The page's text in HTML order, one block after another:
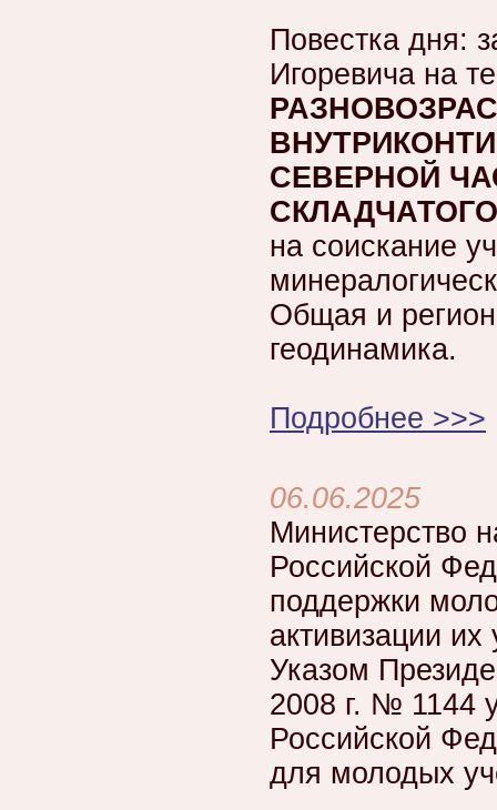
Повестка дня:
Игоревича на
СЕВЕРНОЙ
на соискание
Общая и
геодинамика.
Подробнее >>>
06.06.2025
Министерство
Российской
поддержки
активизации
Указом
2008 г. № 1144
Российской
для молодых